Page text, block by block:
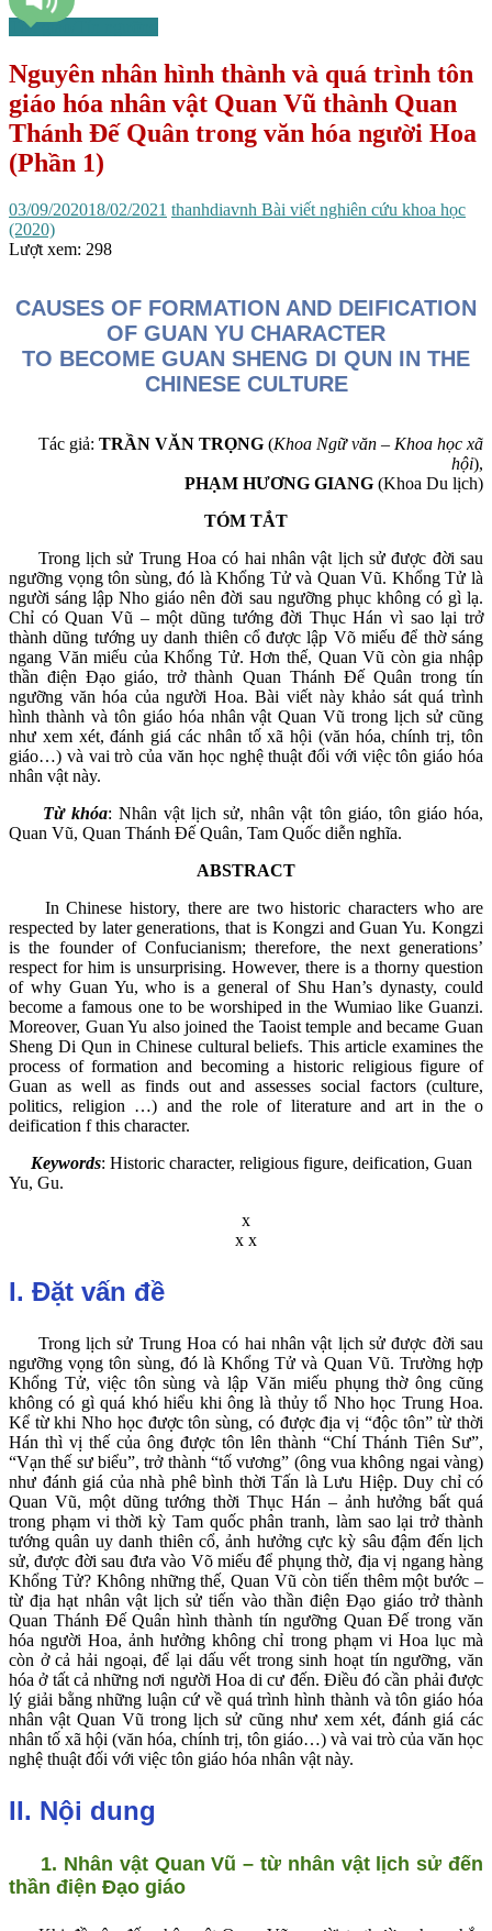
Tôn giáo/Tín ngưỡng
Nguyên nhân hình thành và quá trình tôn
giáo hóa nhân vật Quan Vũ thành Quan
Thánh Đế Quân trong văn hóa người Hoa
(Phần 1)
03/09/202018/02/2021 thanhdiavnh Bài viết nghiên cứu khoa học
(2020)
Lượt xem: 298
CAUSES OF FORMATION AND DEIFICATION
OF GUAN YU CHARACTER
TO BECOME GUAN SHENG DI QUN IN THE
CHINESE CULTURE
Tác giả: TRẦN VĂN TRỌNG (Khoa Ngữ văn – Khoa học xã
hội),
PHẠM HƯƠNG GIANG (Khoa Du lịch)
TÓM TẮT
Trong lịch sử Trung Hoa có hai nhân vật lịch sử được đời sau
ngưỡng vọng tôn sùng, đó là Khổng Tử và Quan Vũ. Khổng Tử là
người sáng lập Nho giáo nên đời sau ngưỡng phục không có gì lạ.
Chỉ có Quan Vũ – một dũng tướng đời Thục Hán vì sao lại trở
thành dũng tướng uy danh thiên cổ được lập Võ miếu để thờ sáng
ngang Văn miếu của Khổng Tử. Hơn thế, Quan Vũ còn gia nhập
thần điện Đạo giáo, trở thành Quan Thánh Đế Quân trong tín
ngưỡng văn hóa của người Hoa. Bài viết này khảo sát quá trình
hình thành và tôn giáo hóa nhân vật Quan Vũ trong lịch sử cũng
như xem xét, đánh giá các nhân tố xã hội (văn hóa, chính trị, tôn
giáo…) và vai trò của văn học nghệ thuật đối với việc tôn giáo hóa
nhân vật này.
Từ khóa: Nhân vật lịch sử, nhân vật tôn giáo, tôn giáo hóa,
Quan Vũ, Quan Thánh Đế Quân, Tam Quốc diễn nghĩa.
ABSTRACT
In Chinese history, there are two historic characters who are
respected by later generations, that is Kongzi and Guan Yu. Kongzi
is the founder of Confucianism; therefore, the next generations’
respect for him is unsurprising. However, there is a thorny question
of why Guan Yu, who is a general of Shu Han’s dynasty, could
become a famous one to be worshiped in the Wumiao like Guanzi.
Moreover, Guan Yu also joined the Taoist temple and became Guan
Sheng Di Qun in Chinese cultural beliefs. This article examines the
process of formation and becoming a historic religious figure of
Guan as well as finds out and assesses social factors (culture,
politics, religion …) and the role of literature and art in the o
deification f this character.
Keywords: Historic character, religious figure, deification, Guan
Yu, Gu.
x
x x
I. Đặt vấn đề
Trong lịch sử Trung Hoa có hai nhân vật lịch sử được đời sau
ngưỡng vọng tôn sùng, đó là Khổng Tử và Quan Vũ. Trường hợp
Khổng Tử, việc tôn sùng và lập Văn miếu phụng thờ ông cũng
không có gì quá khó hiểu khi ông là thủy tổ Nho học Trung Hoa.
Kể từ khi Nho học được tôn sùng, có được địa vị “độc tôn” từ thời
Hán thì vị thế của ông được tôn lên thành “Chí Thánh Tiên Sư”,
“Vạn thế sư biểu”, trở thành “tố vương” (ông vua không ngai vàng)
như đánh giá của nhà phê bình thời Tấn là Lưu Hiệp. Duy chỉ có
Quan Vũ, một dũng tướng thời Thục Hán – ảnh hưởng bất quá
trong phạm vi thời kỳ Tam quốc phân tranh, làm sao lại trở thành
tướng quân uy danh thiên cổ, ảnh hưởng cực kỳ sâu đậm đến lịch
sử, được đời sau đưa vào Võ miếu để phụng thờ, địa vị ngang hàng
Khổng Tử? Không những thế, Quan Vũ còn tiến thêm một bước –
từ địa hạt nhân vật lịch sử tiến vào thần điện Đạo giáo trở thành
Quan Thánh Đế Quân hình thành tín ngưỡng Quan Đế trong văn
hóa người Hoa, ảnh hưởng không chỉ trong phạm vi Hoa lục mà
còn ở cả hải ngoại, để lại dấu vết trong sinh hoạt tín ngưỡng, văn
hóa ở tất cả những nơi người Hoa di cư đến. Điều đó cần phải được
lý giải bằng những luận cứ về quá trình hình thành và tôn giáo hóa
nhân vật Quan Vũ trong lịch sử cũng như xem xét, đánh giá các
nhân tố xã hội (văn hóa, chính trị, tôn giáo…) và vai trò của văn học
nghệ thuật đối với việc tôn giáo hóa nhân vật này.
II. Nội dung
1. Nhân vật Quan Vũ – từ nhân vật lịch sử đến
thần điện Đạo giáo